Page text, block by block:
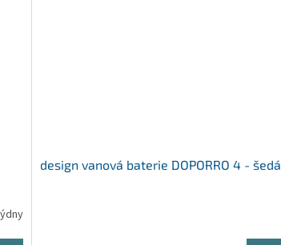
design vanová baterie DOPORRO 4 - šedá